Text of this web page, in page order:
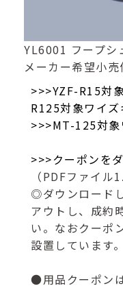
YL6001 フープシ
メーカー希望小
>>>YZF-R15対
R125対象ワイズ
>>>MT-125対
>>>クーポンを
（PDFファイル
◎ダウンロード
アウトし、成約
い。なおクーポ
設置しています。
●用品クーポン